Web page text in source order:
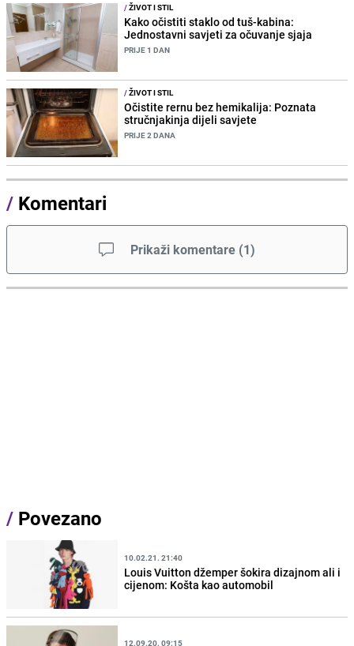
/ŽIVOT I STIL
Kako očistiti staklo od tuš-kabina:
Jednostavni savjeti za očuvanje sjaja
PRIJE 1 DAN
/ŽIVOT I STIL
Očistite rernu bez hemikalija: Poznata
stručnjakinja dijeli savjete
PRIJE 2 DANA
/ Komentari
Prikaži komentare (1)
/ Povezano
10.02.21. 21:40
Louis Vuitton džemper šokira dizajnom ali i
cijenom: Košta kao automobil
12.09.20. 09:15